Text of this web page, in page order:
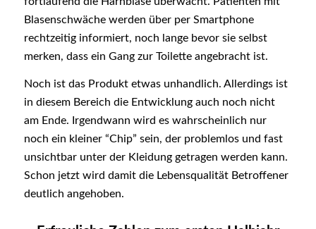
Blasenschwäche werden über per Smartphone
rechtzeitig informiert, noch lange bevor sie selbst
merken, dass ein Gang zur Toilette angebracht ist.
Noch ist das Produkt etwas unhandlich. Allerdings ist
in diesem Bereich die Entwicklung auch noch nicht
am Ende. Irgendwann wird es wahrscheinlich nur
noch ein kleiner “Chip” sein, der problemlos und fast
unsichtbar unter der Kleidung getragen werden kann.
Schon jetzt wird damit die Lebensqualität Betroffener
deutlich angehoben.